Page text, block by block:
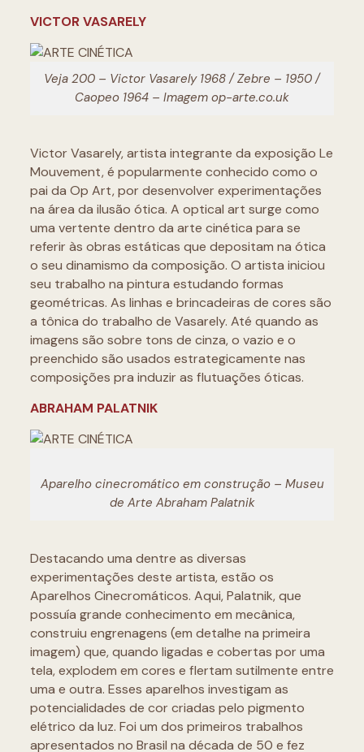
VICTOR VASARELY
Veja 200 – Victor Vasarely 1968 / Zebre – 1950 /
Caopeo 1964 – Imagem op-arte.co.uk
Victor Vasarely, artista integrante da exposição Le
Mouvement, é popularmente conhecido como o
pai da Op Art, por desenvolver experimentações
na área da ilusão ótica. A optical art surge como
uma vertente dentro da arte cinética para se
referir às obras estáticas que depositam na ótica
o seu dinamismo da composição. O artista iniciou
seu trabalho na pintura estudando formas
geométricas. As linhas e brincadeiras de cores são
a tônica do trabalho de Vasarely. Até quando as
imagens são sobre tons de cinza, o vazio e o
preenchido são usados estrategicamente nas
composições pra induzir as flutuações óticas.
ABRAHAM PALATNIK
Aparelho cinecromático em construção – Museu
de Arte Abraham Palatnik
Destacando uma dentre as diversas
experimentações deste artista, estão os
Aparelhos Cinecromáticos. Aqui, Palatnik, que
possuía grande conhecimento em mecânica,
construiu engrenagens (em detalhe na primeira
imagem) que, quando ligadas e cobertas por uma
tela, explodem em cores e flertam sutilmente entre
uma e outra. Esses aparelhos investigam as
potencialidades de cor criadas pelo pigmento
elétrico da luz. Foi um dos primeiros trabalhos
apresentados no Brasil na década de 50 e fez